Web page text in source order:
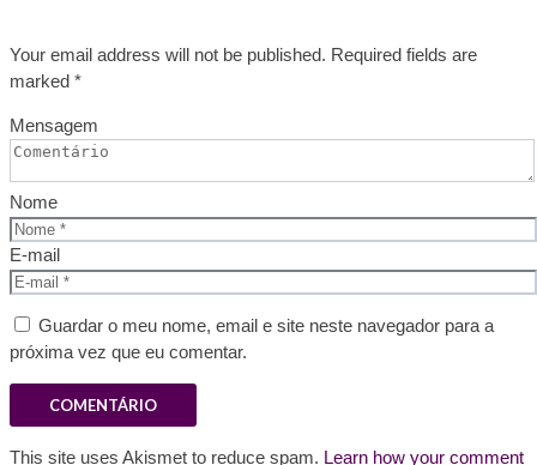
Your email address will not be published. Required fields are
marked *
Mensagem
Nome
E-mail
Guardar o meu nome, email e site neste navegador para a
próxima vez que eu comentar.
This site uses Akismet to reduce spam. Learn how your comment